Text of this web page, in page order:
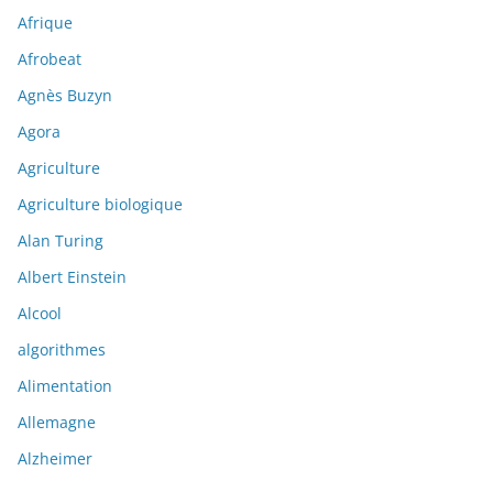
Afrique
Afrobeat
Agnès Buzyn
Agora
Agriculture
Agriculture biologique
Alan Turing
Albert Einstein
Alcool
algorithmes
Alimentation
Allemagne
Alzheimer